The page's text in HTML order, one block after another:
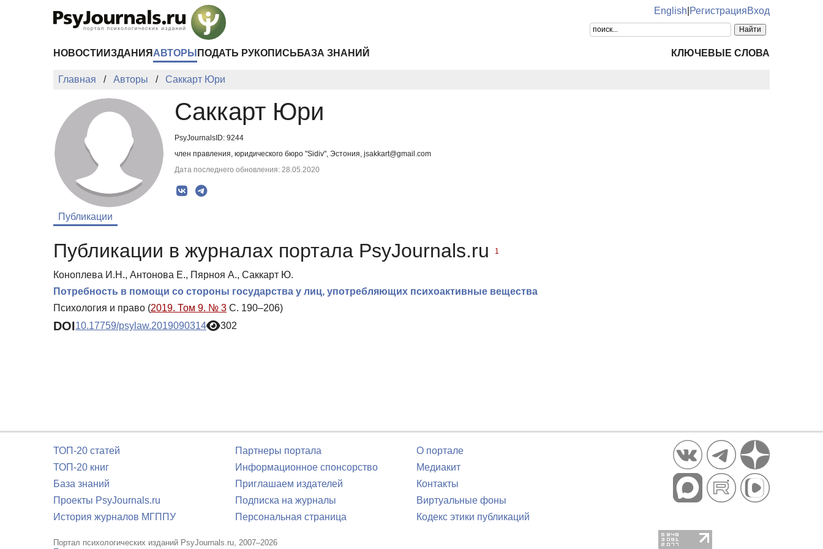
English РегистрацияВход
НОВОСТИ ИЗДАНИЯ АВТОРЫ ПОДАТЬ РУКОПИСЬ БАЗА ЗНАНИЙ КЛЮЧЕВЫЕ СЛОВА
Главная Авторы Саккарт Юри
Саккарт Юри
PsyJournalsID: 9244
член правления, юридического бюро "Sidiv", Эстония, jsakkart@gmail.com
Дата последнего обновления: 28.05.2020
Публикации
Публикации в журналах портала PsyJournals.ru 1
Коноплева И.Н., Антонова Е., Пярноя А., Саккарт Ю.
Потребность в помощи со стороны государства у лиц, употребляющих психоактивные вещества
Психология и право (2019. Том 9. № 3 С. 190–206)
DOI10.17759/psylaw.2019090314 302
ТОП-20 статей
ТОП-20 книг
База знаний
Проекты PsyJournals.ru
История журналов МГППУ
Партнеры портала
Информационное спонсорство
Приглашаем издателей
Подписка на журналы
Персональная страница
О портале
Медиакит
Контакты
Виртуальные фоны
Кодекс этики публикаций
Портал психологических изданий PsyJournals.ru, 2007–2026